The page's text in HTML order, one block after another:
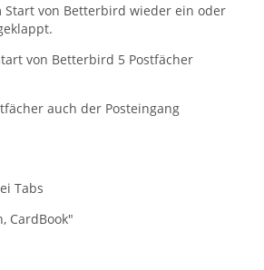
Start von Betterbird wieder ein oder
von Betterbird 5 Postfächer
auch der Posteingang
Tabs
CardBook"